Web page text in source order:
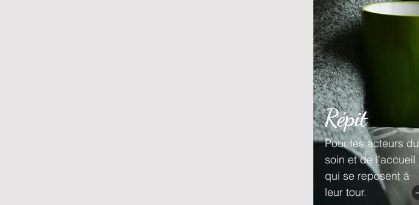
Répit
Pour les acteurs du
soin et de l'accueil
qui se reposent à
leur tour.